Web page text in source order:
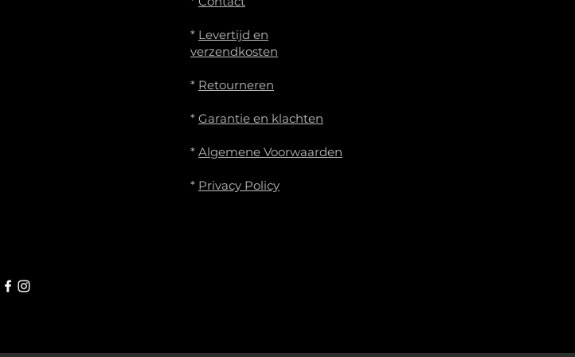
* Levertijd en
verzendkosten
* Retourneren
* Garantie en klachten
* Algemene Voorwaarden
* Privacy Policy